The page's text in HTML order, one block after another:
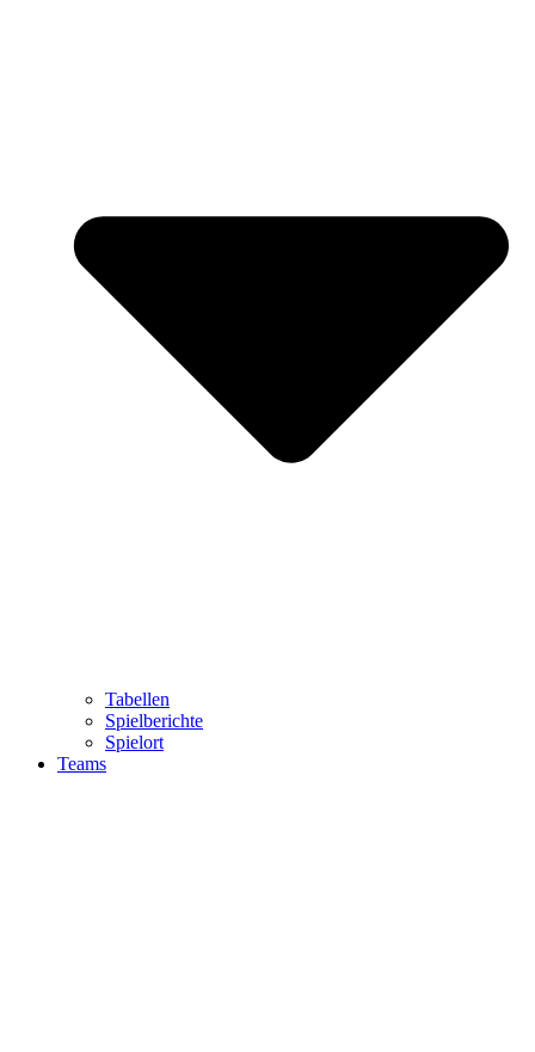
Tabellen
Spielberichte
Spielort
Teams